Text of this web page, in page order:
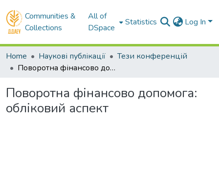
Communities &
Collections
All of
DSpace
Statistics Log In
Home Наукові публікації
Тези конференцій
Поворотна фінансово допомога: обліковий аспект
Поворотна фінансово допомога:
обліковий аспект